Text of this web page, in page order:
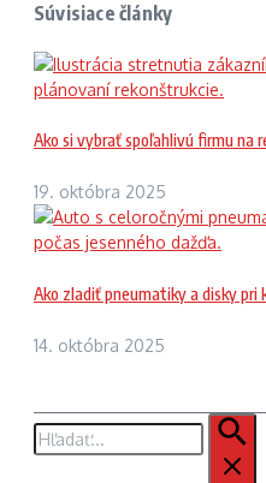
Súvisiace články
Ako si vybrať spoľahlivú firmu na
19. októbra 2025
Ako zladiť pneumatiky a disky pri
14. októbra 2025
Hľadať: